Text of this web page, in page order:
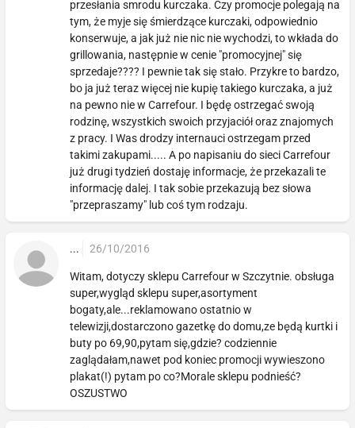
przesłania smrodu kurczaka. Czy promocje polegają na
tym, że myje się śmierdzące kurczaki, odpowiednio
konserwuje, a jak już nie nic nie wychodzi, to wkłada do
grillowania, następnie w cenie "promocyjnej" się
sprzedaje???? I pewnie tak się stało. Przykre to bardzo,
bo ja już teraz więcej nie kupię takiego kurczaka, a już
na pewno nie w Carrefour. I będę ostrzegać swoją
rodzinę, wszystkich swoich przyjaciół oraz znajomych
z pracy. I Was drodzy internauci ostrzegam przed
takimi zakupami..... A po napisaniu do sieci Carrefour
już drugi tydzień dostaję informacje, że przekazali te
informację dalej. I tak sobie przekazują bez słowa
"przepraszamy" lub coś tym rodzaju.
... 26/10/2016
Witam, dotyczy sklepu Carrefour w Szczytnie. obsługa
super,wygląd sklepu super,asortyment
bogaty,ale...reklamowano ostatnio w
telewizji,dostarczono gazetkę do domu,ze będą kurtki i
buty po 69,90,pytam się,gdzie? codziennie
zaglądałam,nawet pod koniec promocji wywieszono
plakat(!) pytam po co?Morale sklepu podnieść?
OSZUSTWO